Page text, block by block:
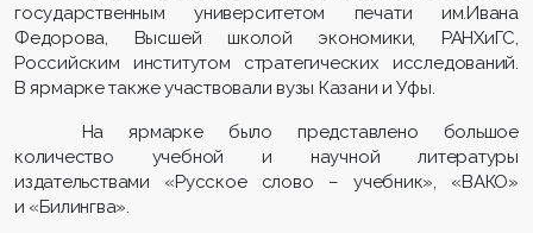
государственным университетом печати им.Ивана
Федорова, Высшей школой экономики, РАНХиГС,
Российским институтом стратегических исследований.
В ярмарке также участвовали вузы Казани и Уфы.
На ярмарке было представлено большое
количество учебной и научной литературы
издательствами «Русское слово – учебник», «ВАКО»
и «Билингва».